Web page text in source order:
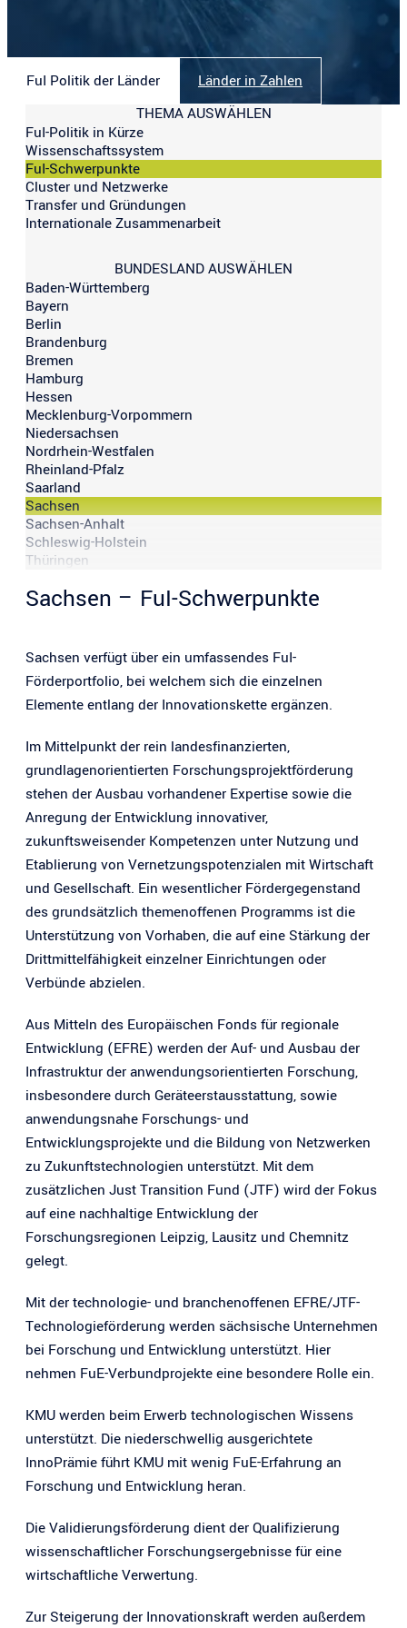
FuI Politik der Länder
Länder in Zahlen
THEMA AUSWÄHLEN
FuI-Politik in Kürze
Wissenschaftssystem
FuI-Schwerpunkte
Cluster und Netzwerke
Transfer und Gründungen
Internationale Zusammenarbeit
BUNDESLAND AUSWÄHLEN
Baden-Württemberg
Bayern
Berlin
Brandenburg
Bremen
Hamburg
Hessen
Mecklenburg-Vorpommern
Niedersachsen
Nordrhein-Westfalen
Rheinland-Pfalz
Saarland
Sachsen
Sachsen-Anhalt
Schleswig-Holstein
Thüringen
Sachsen – FuI-Schwerpunkte
Sachsen verfügt über ein umfassendes FuI-
Förderportfolio, bei welchem sich die einzelnen
Elemente entlang der Innovationskette ergänzen.
Im Mittelpunkt der rein landesfinanzierten,
grundlagenorientierten Forschungsprojektförderung
stehen der Ausbau vorhandener Expertise sowie die
Anregung der Entwicklung innovativer,
zukunftsweisender Kompetenzen unter Nutzung und
Etablierung von Vernetzungspotenzialen mit Wirtschaft
und Gesellschaft. Ein wesentlicher Fördergegenstand
des grundsätzlich themenoffenen Programms ist die
Unterstützung von Vorhaben, die auf eine Stärkung der
Drittmittelfähigkeit einzelner Einrichtungen oder
Verbünde abzielen.
Aus Mitteln des Europäischen Fonds für regionale
Entwicklung (EFRE) werden der Auf- und Ausbau der
Infrastruktur der anwendungsorientierten Forschung,
insbesondere durch Geräteerstausstattung, sowie
anwendungsnahe Forschungs- und
Entwicklungsprojekte und die Bildung von Netzwerken
zu Zukunftstechnologien unterstützt. Mit dem
zusätzlichen Just Transition Fund (JTF) wird der Fokus
auf eine nachhaltige Entwicklung der
Forschungsregionen Leipzig, Lausitz und Chemnitz
gelegt.
Mit der technologie- und branchenoffenen EFRE/JTF-
Technologieförderung werden sächsische Unternehmen
bei Forschung und Entwicklung unterstützt. Hier
nehmen FuE-Verbundprojekte eine besondere Rolle ein.
KMU werden beim Erwerb technologischen Wissens
unterstützt. Die niederschwellig ausgerichtete
InnoPrämie führt KMU mit wenig FuE-Erfahrung an
Forschung und Entwicklung heran.
Die Validierungsförderung dient der Qualifizierung
wissenschaftlicher Forschungsergebnisse für eine
wirtschaftliche Verwertung.
Zur Steigerung der Innovationskraft werden außerdem